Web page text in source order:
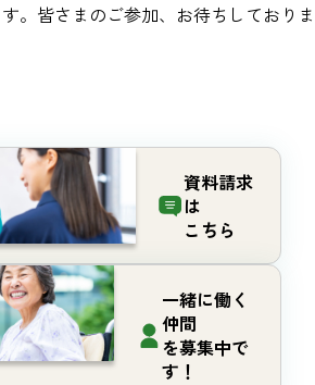
。皆さまのご参加、お待ちしておりま
資料請求
は
こちら
一緒に働く
仲間
を募集中で
す！